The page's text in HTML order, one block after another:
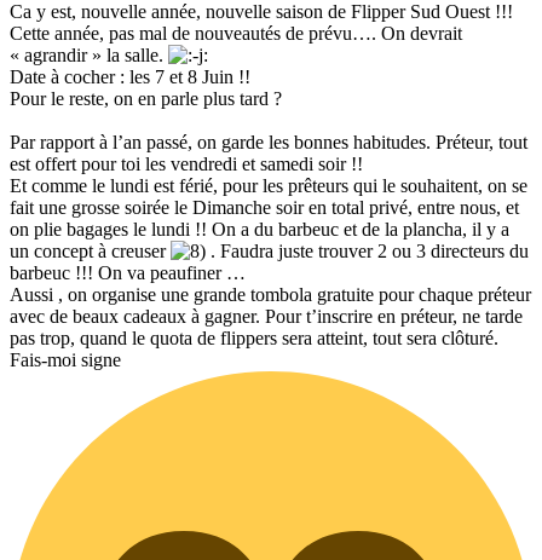
Ca y est, nouvelle année, nouvelle saison de Flipper Sud Ouest !!!
Cette année, pas mal de nouveautés de prévu…. On devrait
« agrandir » la salle.
Date à cocher : les 7 et 8 Juin !!
Pour le reste, on en parle plus tard ?
Par rapport à l’an passé, on garde les bonnes habitudes. Préteur, tout
est offert pour toi les vendredi et samedi soir !!
Et comme le lundi est férié, pour les prêteurs qui le souhaitent, on se
fait une grosse soirée le Dimanche soir en total privé, entre nous, et
on plie bagages le lundi !! On a du barbeuc et de la plancha, il y a
un concept à creuser
. Faudra juste trouver 2 ou 3 directeurs du
barbeuc !!! On va peaufiner …
Aussi , on organise une grande tombola gratuite pour chaque préteur
avec de beaux cadeaux à gagner. Pour t’inscrire en préteur, ne tarde
pas trop, quand le quota de flippers sera atteint, tout sera clôturé.
Fais-moi signe